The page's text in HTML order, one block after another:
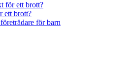
för ett brott?
ett brott?
för barn